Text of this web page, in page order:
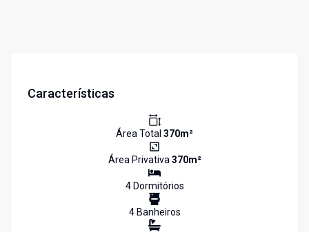
Características
Área Total 370m²
Área Privativa370m²
4Dormitórios
4Banheiros